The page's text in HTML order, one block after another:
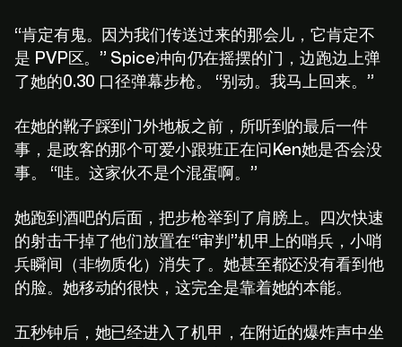
“肯定有鬼。因为我们传送过来的那会儿，它肯定不
是 PVP区。” Spice冲向仍在摇摆的门，边跑边上弹
了她的0.30 口径弹幕步枪。 “别动。我马上回来。”
在她的靴子踩到门外地板之前，所听到的最后一件
事，是政客的那个可爱小跟班正在问Ken她是否会没
事。 “哇。这家伙不是个混蛋啊。”
她跑到酒吧的后面，把步枪举到了肩膀上。四次快速
的射击干掉了他们放置在“审判”机甲上的哨兵，小哨
兵瞬间（非物质化）消失了。她甚至都还没有看到他
的脸。她移动的很快，这完全是靠着她的本能。
五秒钟后，她已经进入了机甲，在附近的爆炸声中坐